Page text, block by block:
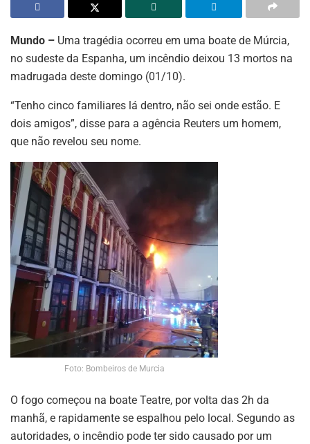
Mundo – Uma tragédia ocorreu em uma boate de Múrcia,
no sudeste da Espanha, um incêndio deixou 13 mortos na
madrugada deste domingo (01/10).
“Tenho cinco familiares lá dentro, não sei onde estão. E
dois amigos”, disse para a agência Reuters um homem,
que não revelou seu nome.
Foto: Bombeiros de Murcia
O fogo começou na boate Teatre, por volta das 2h da
manhã, e rapidamente se espalhou pelo local. Segundo as
autoridades, o incêndio pode ter sido causado por um